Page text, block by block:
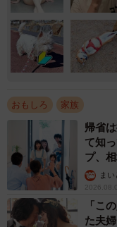
おもしろ 家族
帰省
て知
プ、
ま
「こ
た夫